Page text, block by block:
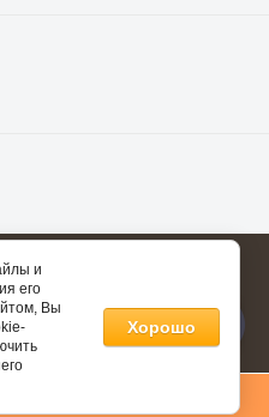
2014 - 2026
ссылки
характер и не
определяемой
Кодекса Российской
и
его
Вы
Хорошо